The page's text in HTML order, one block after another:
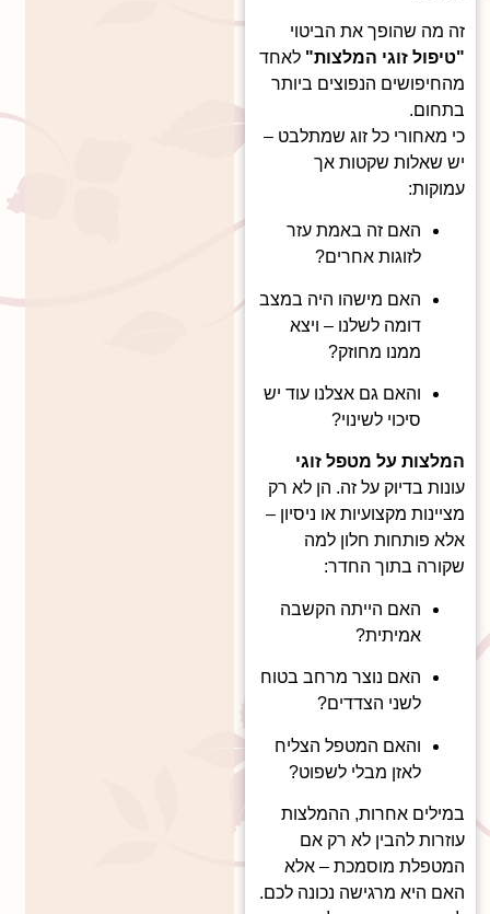
זה מה שהופך את הביטוי
"טיפול זוגי המלצות" לאחד
מהחיפושים הנפוצים ביותר
בתחום.
כי מאחורי כל זוג שמתלבט –
יש שאלות שקטות אך
עמוקות:
האם זה באמת עזר
לזוגות אחרים?
האם מישהו היה במצב
דומה לשלנו – ויצא
ממנו מחוזק?
והאם גם אצלנו עוד יש
סיכוי לשינוי?
המלצות על מטפל זוגי
עונות בדיוק על זה. הן לא רק
מציינות מקצועיות או ניסיון –
אלא פותחות חלון למה
שקורה בתוך החדר:
האם הייתה הקשבה
אמיתית?
האם נוצר מרחב בטוח
לשני הצדדים?
והאם המטפל הצליח
לאזן מבלי לשפוט?
במילים אחרות, ההמלצות
עוזרות להבין לא רק אם
המטפלת מוסמכת – אלא
האם היא מרגישה נכונה לכם.